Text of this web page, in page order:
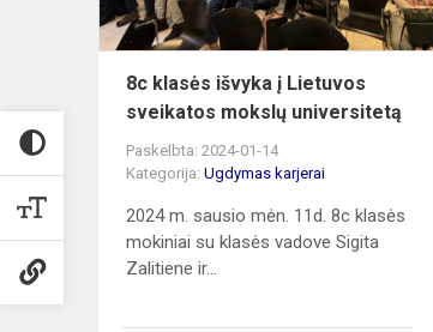
8c klasės išvyka į Lietuvos
sveikatos mokslų universitetą
Paskelbta: 2024-01-14
Kategorija: Ugdymas karjerai
2024 m. sausio mėn. 11d. 8c klasės
mokiniai su klasės vadove Sigita
Zalitiene ir...